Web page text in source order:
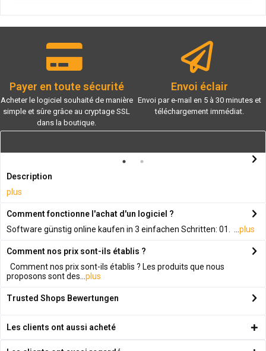
Payer en toute sécurité
Acheter le logiciel souhaité de manière
simple et sûre grâce au cryptage SSL
dans la boutique.
Envoi éclair
Envoi par e-mail en 5 à 30 minutes et
téléchargement immédiat.
Description
plus
Comment fonctionne l'achat d'un logiciel ?
Software günstig online kaufen in 3 einfachen Schritten: 01. ... plus
Comment nos prix sont-ils établis ?
Comment nos prix sont-ils établis ? Les produits que nous
proposons sont des... plus
Trusted Shops Bewertungen
Les clients ont aussi acheté